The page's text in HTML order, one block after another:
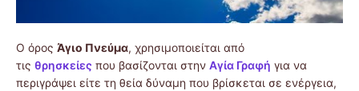
Ο όρος Άγιο Πνεύμα, χρησιμοποιείται από
τις θρησκείες που βασίζονται στην Αγία Γραφή για να
περιγράψει είτε τη θεία δύναμη που βρίσκεται σε ενέργεια,